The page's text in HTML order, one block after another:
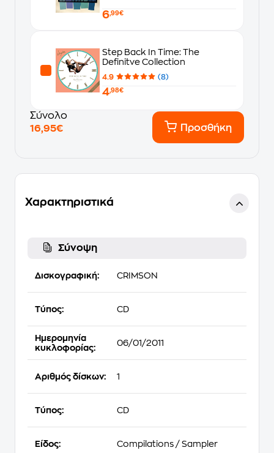
6,99€
Step Back In Time: The
Definitve Collection
4.9 (8)
4,98€
Σύνολο
16,95€
Προσθήκη
Χαρακτηριστικά
Σύνοψη
Δισκογραφική: CRIMSON
Τύπος: CD
Ημερομηνία
κυκλοφορίας:
06/01/2011
Αριθμός δίσκων: 1
Τύπος: CD
Είδος: Compilations / Sampler